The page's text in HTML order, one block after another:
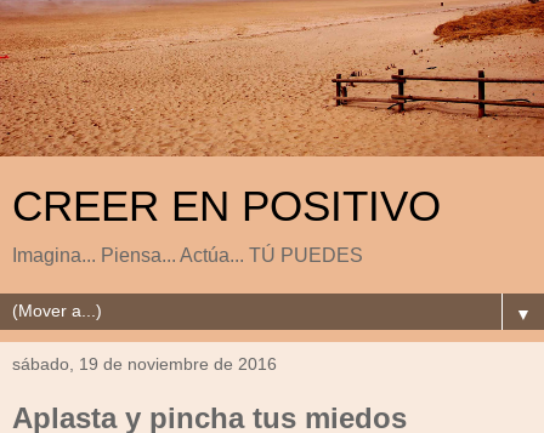
CREER EN POSITIVO
Imagina... Piensa... Actúa... TÚ PUEDES
▼
sábado, 19 de noviembre de 2016
Aplasta y pincha tus miedos